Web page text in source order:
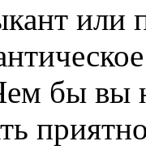
или
бы вы